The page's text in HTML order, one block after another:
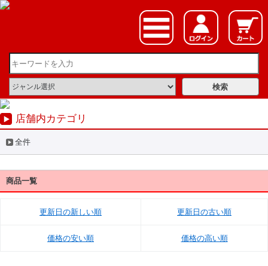
店舗内カテゴリ
全件
商品一覧
更新日の新しい順 更新日の古い順
価格の安い順 価格の高い順